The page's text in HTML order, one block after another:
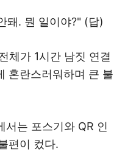
돼. 뭔 일이야?" (답)
체가 1시간 남짓 연결
혼란스러워하며 큰 불
서는 포스기와 QR 인
편이 컸다.